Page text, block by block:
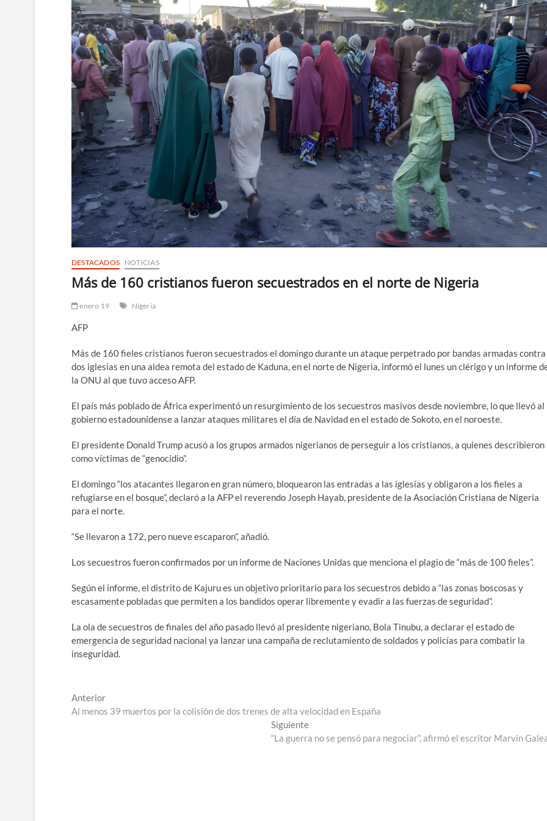
DESTACADOS NOTICIAS
Más de 160 cristianos fueron secuestrados en el norte de Nigeria
enero 19 Nigeria
AFP
Más de 160 fieles cristianos fueron secuestrados el domingo durante un ataque perpetrado por bandas armadas contra
dos iglesias en una aldea remota del estado de Kaduna, en el norte de Nigeria, informó el lunes un clérigo y un informe
la ONU al que tuvo acceso AFP.
El país más poblado de África experimentó un resurgimiento de los secuestros masivos desde noviembre, lo que llevó al
gobierno estadounidense a lanzar ataques militares el día de Navidad en el estado de Sokoto, en el noroeste.
El presidente Donald Trump acusó a los grupos armados nigerianos de perseguir a los cristianos, a quienes describieron
como víctimas de “genocidio”.
El domingo “los atacantes llegaron en gran número, bloquearon las entradas a las iglesias y obligaron a los fieles a
refugiarse en el bosque”, declaró a la AFP el reverendo Joseph Hayab, presidente de la Asociación Cristiana de Nigeria
para el norte.
“Se llevaron a 172, pero nueve escaparon”, añadió.
Los secuestros fueron confirmados por un informe de Naciones Unidas que menciona el plagio de “más de 100 fieles”.
Según el informe, el distrito de Kajuru es un objetivo prioritario para los secuestros debido a “las zonas boscosas y
escasamente pobladas que permiten a los bandidos operar libremente y evadir a las fuerzas de seguridad”.
La ola de secuestros de finales del año pasado llevó al presidente nigeriano, Bola Tinubu, a declarar el estado de
emergencia de seguridad nacional ya lanzar una campaña de reclutamiento de soldados y policías para combatir la
inseguridad.
Navegación
de
AnteriorEntrada
anterior:
Al menos 39 muertos por la colisión de dos trenes de alta velocidad en España
SiguienteEntrada
siguiente:
“La guerra no se pensó para negociar”, afirmó el escritor Marvin